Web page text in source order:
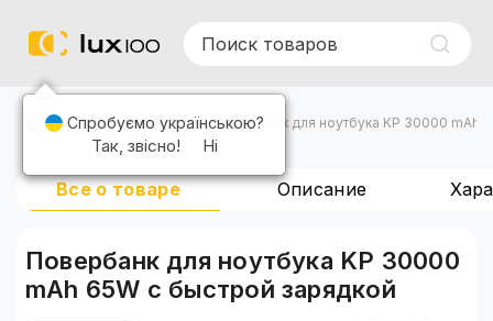
Повербанки Повербанк для ноутбука KP 30000 mAh
Все о товаре Описание
Повербанк для ноутбука KP 30000
mAh 65W с быстрой зарядкой
Спробуємо українською?
Так, звісно! Ні